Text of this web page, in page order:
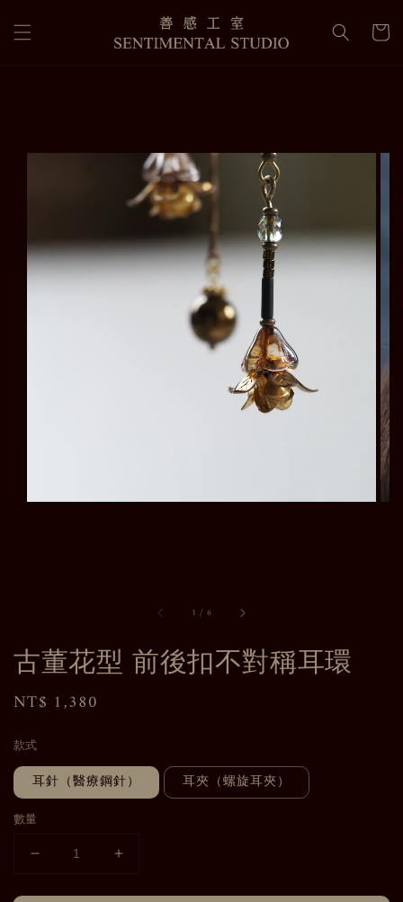
1 / 6
古董花型 前後扣不對稱耳環
Regular
NT$ 1,380
款式
耳針（醫療鋼針） 耳夾（螺旋耳夾）
數量